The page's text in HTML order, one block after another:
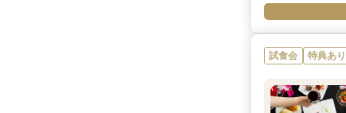
試食会 特典あり